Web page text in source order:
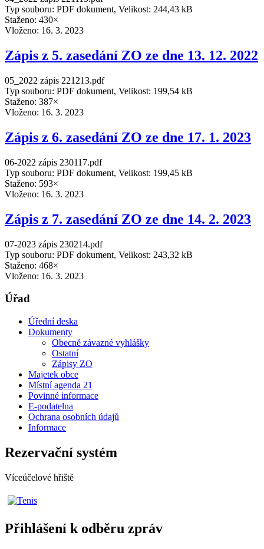
Typ souboru: PDF dokument, Velikost: 244,43 kB
Staženo: 430×
Vloženo: 16. 3. 2023
Zápis z 5. zasedání ZO ze dne 13. 12. 2022
05_2022 zápis 221213.pdf
Typ souboru: PDF dokument, Velikost: 199,54 kB
Staženo: 387×
Vloženo: 16. 3. 2023
Zápis z 6. zasedání ZO ze dne 17. 1. 2023
06-2022 zápis 230117.pdf
Typ souboru: PDF dokument, Velikost: 199,45 kB
Staženo: 593×
Vloženo: 16. 3. 2023
Zápis z 7. zasedání ZO ze dne 14. 2. 2023
07-2023 zápis 230214.pdf
Typ souboru: PDF dokument, Velikost: 243,32 kB
Staženo: 468×
Vloženo: 16. 3. 2023
Úřad
Úřední deska
Dokumenty
Obecně závazné vyhlášky
Ostatní
Zápisy ZO
Majetek obce
Místní agenda 21
Povinné informace
E-podatelna
Ochrana osobních údajů
Informace
Rezervační systém
Víceúčelové hřiště
Přihlášení k odběru zpráv